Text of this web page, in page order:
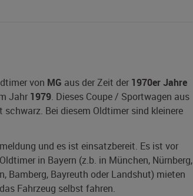
von MG aus der Zeit der 1970er Jahre
Jahr 1979. Dieses Coupe / Sportwagen aus
Bei diesem Oldtimer sind kleinere
und es ist einsatzbereit. Es ist vor
in Bayern (z.b. in München, Nürnberg,
Bamberg, Bayreuth oder Landshut) mieten
Fahrzeug selbst fahren.